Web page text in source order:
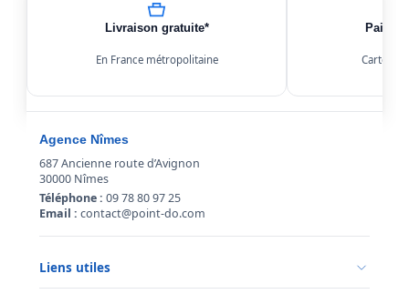
Livraison gratuite*
En France métropolitaine Carte,
Agence Nîmes
687 Ancienne route d’Avignon
30000 Nîmes
Téléphone : 09 78 80 97 25
Email : contact@point-do.com
Liens utiles